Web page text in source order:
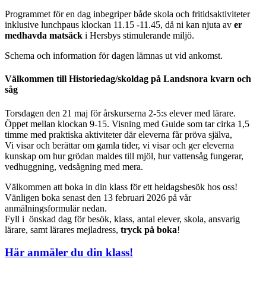
Programmet för en dag inbegriper både skola och fritidsaktiviteter
inklusive lunchpaus klockan 11.15 -11.45, då ni kan njuta av er
medhavda matsäck i Hersbys stimulerande miljö.
Schema och information för dagen lämnas ut vid ankomst.
Välkommen till Historiedag/skoldag på Landsnora kvarn och
såg
Torsdagen den 21 maj för årskurserna 2-5:s elever med lärare.
Öppet mellan klockan 9-15. Visning med Guide som tar cirka 1,5
timme med praktiska aktiviteter där eleverna får pröva själva,
Vi visar och berättar om gamla tider, vi visar och ger eleverna
kunskap om hur grödan maldes till mjöl, hur vattensåg fungerar,
vedhuggning, vedsågning med mera.
Välkommen att boka in din klass för ett heldagsbesök hos oss!
Vänligen boka senast den 13 februari 2026 på vår
anmälningsformulär nedan.
Fyll i önskad dag för besök, klass, antal elever, skola, ansvarig
lärare, samt lärares mejladress, tryck på boka!
Här anmäler du din klass!